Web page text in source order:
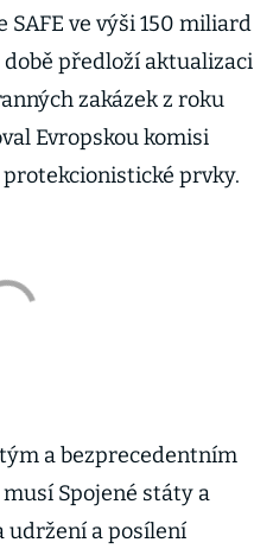
ve výši 150 miliard
předloží aktualizaci
zakázek z roku
Evropskou komisi
prvky.
a bezprecedentním
Spojené státy a
udržení a posílení